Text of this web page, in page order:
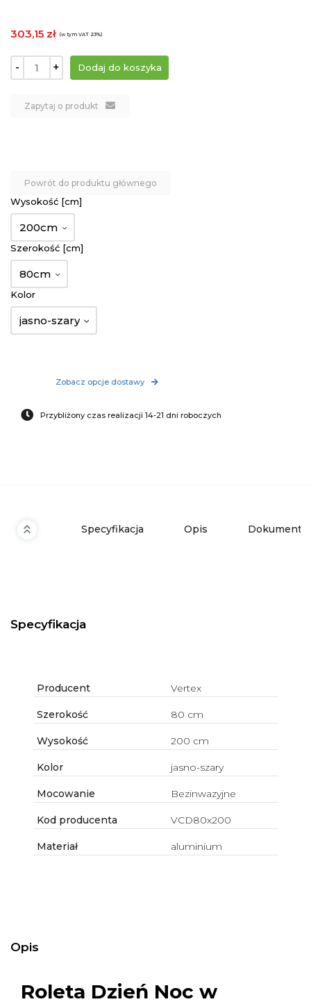
303,15 zł (w tym VAT 23%)
- +
Zapytaj o produkt
Powrót do produktu głównego
Wysokość [cm]
200cm
Szerokość [cm]
80cm
Kolor
jasno-szary
Zobacz opcje dostawy
Przybliżony czas realizacji 14-21 dni roboczych
Specyfikacja Opis Dokumenty
Specyfikacja
Producent Vertex
Szerokość 80 cm
Wysokość 200 cm
Kolor jasno-szary
Mocowanie Bezinwazyjne
Kod producenta VCD80x200
Materiał aluminium
Opis
Roleta Dzień Noc w